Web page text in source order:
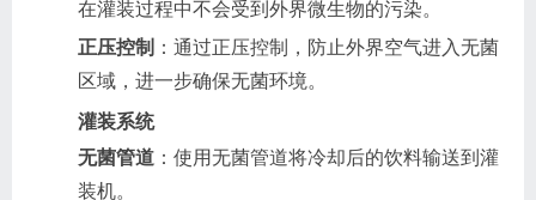
在灌装过程中不会受到外界微生物的污染。
正压控制 ：通过正压控制，防止外界空气进入无菌
区域，进一步确保无菌环境。
灌装系统
无菌管道 ：使用无菌管道将冷却后的饮料输送到灌
装机。